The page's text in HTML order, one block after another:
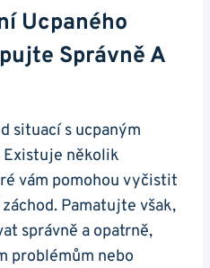
Ucpaného
Správně A
situací s ucpaným
Existuje několik
vám pomohou vyčistit
Pamatujte však,
správně a opatrně,
problémům nebo